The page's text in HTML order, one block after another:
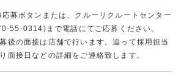
応募ボタンまたは、クルーリクルートセンター
55-0314)まで電話にてご応募ください。
後の面接は店舗で行います。追って採用担当
面接日などの詳細をご連絡致します。